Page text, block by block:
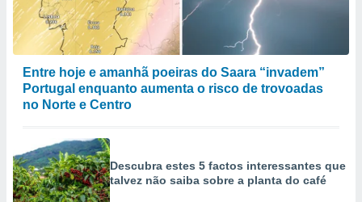
Entre hoje e amanhã poeiras do Saara “invadem”
Portugal enquanto aumenta o risco de trovoadas
no Norte e Centro
Descubra estes 5 factos interessantes que
talvez não saiba sobre a planta do café